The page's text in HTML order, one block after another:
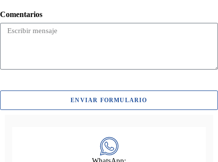
Comentarios
ENVIAR FORMULARIO